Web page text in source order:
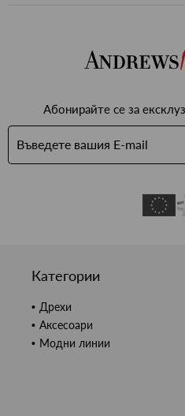
Абонирайте се за
Категории
Дрехи
Аксесоари
Модни линии